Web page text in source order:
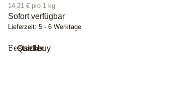
14,21 € pro 1 kg
Sofort verfügbar
Lieferzeit: 5 - 6 Werktage
Quickbuy
Bestseller